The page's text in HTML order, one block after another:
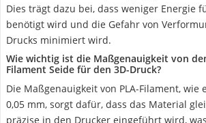
Dies trägt dazu bei, dass weniger Energie
benötigt wird und die Gefahr von
Drucks minimiert wird.
Wie wichtig ist die Maßgenauigkeit von
Filament Seide für den 3D-Druck?
Die Maßgenauigkeit von PLA-Filament, wie
0,05 mm, sorgt dafür, dass das Material
präzise in den Drucker eingeführt wird,